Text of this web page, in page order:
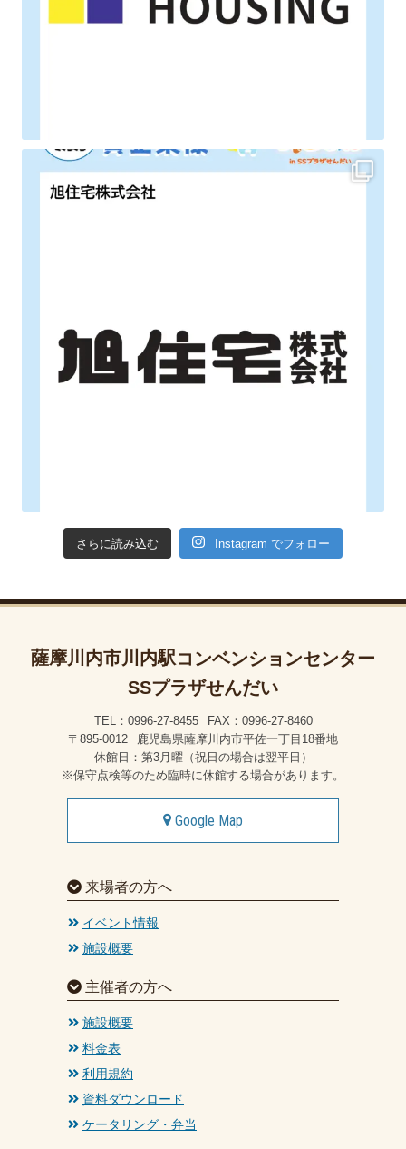
さらに読み込む Instagram でフォロー
薩摩川内市川内駅コンベンションセンター
SSプラザせんだい
TEL：0996-27-8455
FAX：0996-27-8460
〒895-0012
鹿児島県薩摩川内市平佐一丁目18番地
休館日：第3月曜（祝日の場合は翌平日）
※保守点検等のため臨時に休館する場合があります。
Google Map
来場者の方へ
イベント情報
施設概要
主催者の方へ
施設概要
料金表
利用規約
資料ダウンロード
ケータリング・弁当